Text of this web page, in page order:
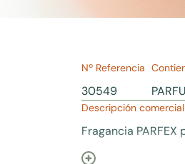
Nº Referencia
30549
Descripción comercial
Fragancia